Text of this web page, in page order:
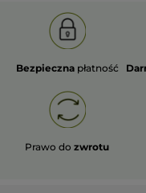
Bezpieczna płatność
Prawo dozwrotu